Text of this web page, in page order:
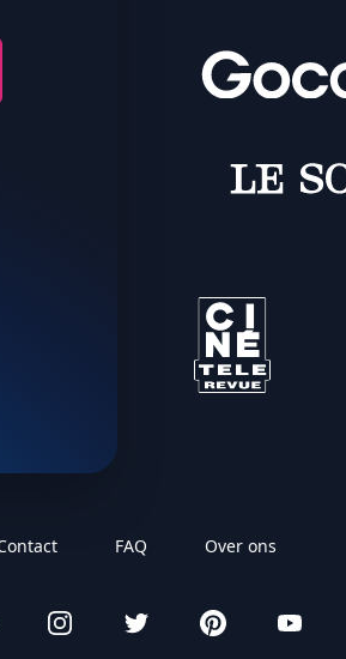
FAQ Over ons
InstagramTwitter PinterestYouTube